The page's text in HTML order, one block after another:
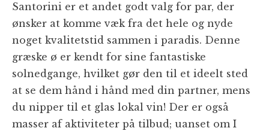
Santorini er et andet godt valg for par, der
ønsker at komme væk fra det hele og nyde
noget kvalitetstid sammen i paradis. Denne
græske ø er kendt for sine fantastiske
solnedgange, hvilket gør den til et ideelt sted
at se dem hånd i hånd med din partner, mens
du nipper til et glas lokal vin! Der er også
masser af aktiviteter på tilbud; uanset om I